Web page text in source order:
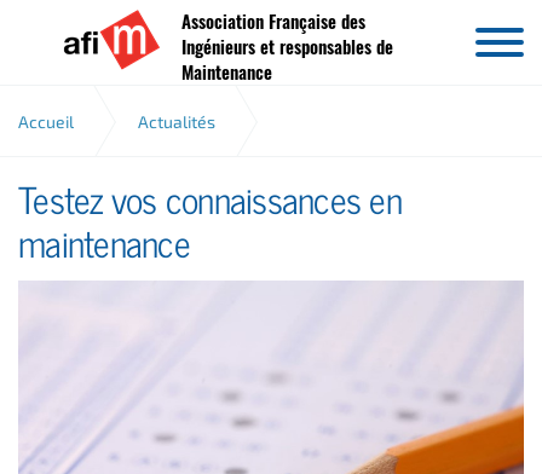
Aller au contenu
Association Française des
Ingénieurs et responsables de
Maintenance
Accueil Actualités
Testez vos connaissances en maintenance
Testez vos connaissances en
maintenance